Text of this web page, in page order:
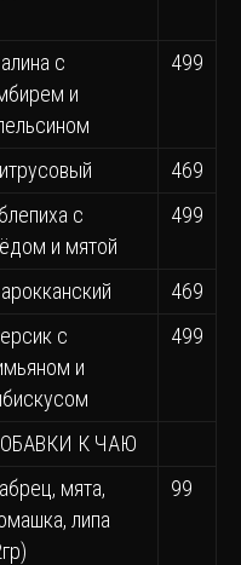
с
и
499
469
с
и мятой
499
469
с
и
499
К ЧАЮ
мята,
липа
99